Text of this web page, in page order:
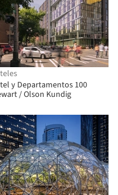
y Departamentos 100
/ Olson Kundig